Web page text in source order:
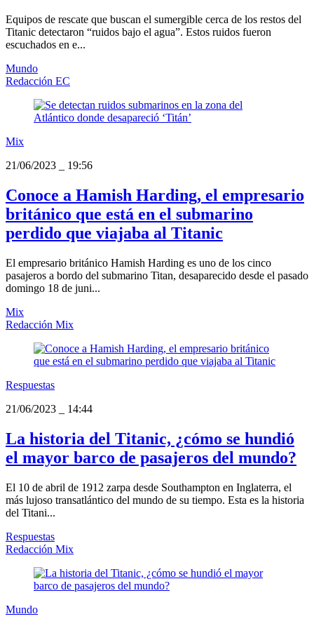
Equipos de rescate que buscan el sumergible cerca de los restos del
Titanic detectaron “ruidos bajo el agua”. Estos ruidos fueron
escuchados en e...
Mundo
Redacción EC
Mix
21/06/2023
19:56
Conoce a Hamish Harding, el empresario
británico que está en el submarino
perdido que viajaba al Titanic
El empresario británico Hamish Harding es uno de los cinco
pasajeros a bordo del submarino Titan, desaparecido desde el pasado
domingo 18 de juni...
Mix
Redacción Mix
Respuestas
21/06/2023
14:44
La historia del Titanic, ¿cómo se hundió
el mayor barco de pasajeros del mundo?
El 10 de abril de 1912 zarpa desde Southampton en Inglaterra, el
más lujoso transatlántico del mundo de su tiempo. Esta es la historia
del Titani...
Respuestas
Redacción Mix
Mundo